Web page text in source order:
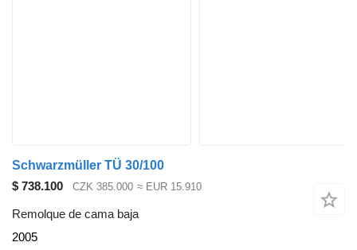
Schwarzmüller TÜ 30/100
$ 738.100
CZK 385.000 ≈ EUR 15.910
Remolque de cama baja
2005